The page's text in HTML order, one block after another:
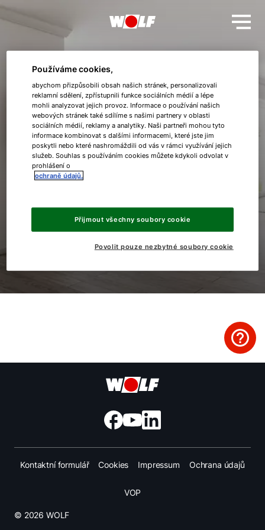
Plynové kondenzační kotle
Řada CGB-2
Řada CGB-2 od společnosti WOLF pokrývá celé spektrum
s integrovaným zásobníkem teplé vody.
© 2026 WOLF
Kontaktní formulář Cookies Impressum Ochrana údajů
VOP
Dobrý den!
Jak vám můžeme pomoct?
Kontaktní formulář
Kontakty a pobočky
Obchodní tým
Používáme cookies,
abychom přizpůsobili obsah našich stránek, personalizovali
reklamní sdělení, zpřístupnili funkce sociálních médií a lépe
mohli analyzovat jejich provoz. Informace o používání našich
webových stránek také sdílíme s našimi partnery v oblasti
sociálních médií, reklamy a analytiky. Naši partneři mohou tyto
informace kombinovat s dalšími informacemi, které jste jim
poskytli nebo které nashromáždili od vás v rámci využívání jejich
služeb. Souhlas s používáním cookies můžete kdykoli odvolat v
prohlášení o
ochraně údajů.
Povolit pouze nezbytné soubory cookie
Přijmout všechny soubory cookie